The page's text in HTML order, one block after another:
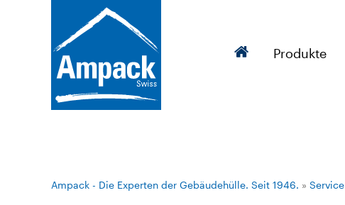
Produkte
Ampack - Die Experten der Gebäudehülle. Seit 1946. » Service